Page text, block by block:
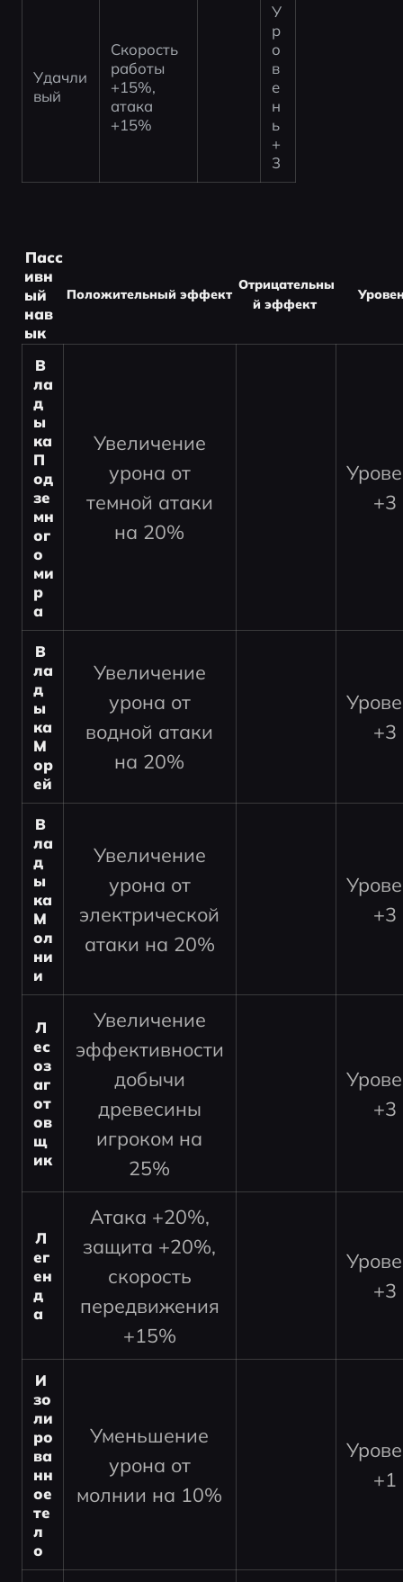
Удачли
вый
Скорость
работы
+15%,
атака
+15%
У
р
о
в
е
н
ь
+
3
Пасс
ивн
ый
нав
ык
Положительный эффект
Отрицательны
й эффект
В
ла
д
ы
ка
П
од
зе
мн
ог
о
ми
р
а
Увеличение
урона от
темной атаки
на 20%
+3
В
ла
д
ы
ка
М
ор
ей
Увеличение
урона от
водной атаки
на 20%
+3
В
ла
д
ы
ка
М
ол
ни
и
Увеличение
урона от
электрической
атаки на 20%
+3
Л
ес
оз
аг
от
ов
щ
ик
Увеличение
эффективности
добычи
древесины
игроком на
25%
+3
Л
ег
ен
д
а
Атака +20%,
защита +20%,
скорость
передвижения
+15%
+3
И
зо
ли
ро
ва
нн
ое
те
л
о
Уменьшение
урона от
молнии на 10%
+1